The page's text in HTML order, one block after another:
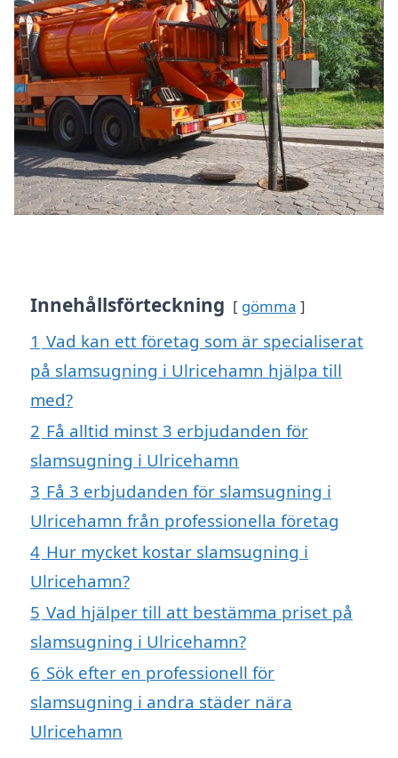
Innehållsförteckning gömma
1 Vad kan ett företag som är specialiserat
på slamsugning i Ulricehamn hjälpa till
med?
2 Få alltid minst 3 erbjudanden för
slamsugning i Ulricehamn
3 Få 3 erbjudanden för slamsugning i
Ulricehamn från professionella företag
4 Hur mycket kostar slamsugning i
Ulricehamn?
5 Vad hjälper till att bestämma priset på
slamsugning i Ulricehamn?
6 Sök efter en professionell för
slamsugning i andra städer nära
Ulricehamn